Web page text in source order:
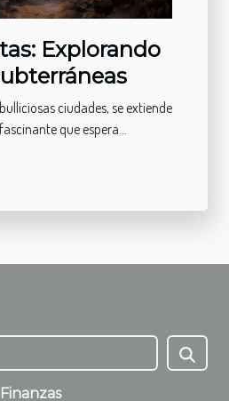
Explorando
ciudades, se extiende
que espera...
Finanzas